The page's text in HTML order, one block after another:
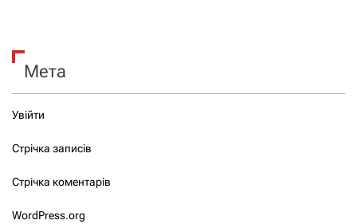
Мета
Увійти
Стрічка записів
Стрічка коментарів
WordPress.org